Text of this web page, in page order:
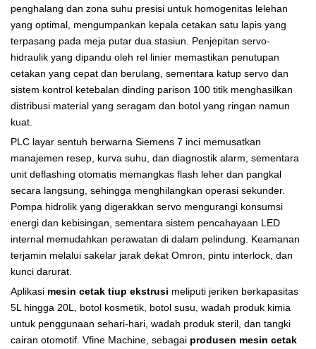
penghalang dan zona suhu presisi untuk homogenitas lelehan
yang optimal, mengumpankan kepala cetakan satu lapis yang
terpasang pada meja putar dua stasiun. Penjepitan servo-
hidraulik yang dipandu oleh rel linier memastikan penutupan
cetakan yang cepat dan berulang, sementara katup servo dan
sistem kontrol ketebalan dinding parison 100 titik menghasilkan
distribusi material yang seragam dan botol yang ringan namun
kuat.
PLC layar sentuh berwarna Siemens 7 inci memusatkan
manajemen resep, kurva suhu, dan diagnostik alarm, sementara
unit deflashing otomatis memangkas flash leher dan pangkal
secara langsung, sehingga menghilangkan operasi sekunder.
Pompa hidrolik yang digerakkan servo mengurangi konsumsi
energi dan kebisingan, sementara sistem pencahayaan LED
internal memudahkan perawatan di dalam pelindung. Keamanan
terjamin melalui sakelar jarak dekat Omron, pintu interlock, dan
kunci darurat.
Aplikasi mesin cetak tiup ekstrusi meliputi jeriken berkapasitas
5L hingga 20L, botol kosmetik, botol susu, wadah produk kimia
untuk penggunaan sehari-hari, wadah produk steril, dan tangki
cairan otomotif. Vfine Machine, sebagai produsen mesin cetak